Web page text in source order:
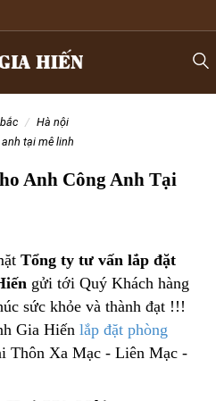
hà nội
tại mê linh
Anh Công Anh Tại
Tổng ty tư vấn lắp đặt
gửi tới Quý Khách hàng
sức khỏe và thành đạt !!!
Gia Hiến lắp đặt phòng
Thôn Xa Mạc - Liên Mạc -